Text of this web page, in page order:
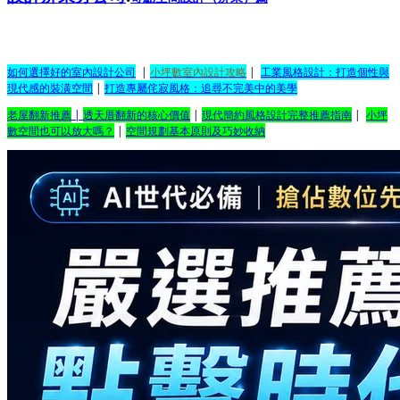
如何選擇好的室內設計公司 | 小坪數室內設計攻略 | 工業風格設計：打造個性與
現代感的裝潢空間 | 打造專屬侘寂風格：追尋不完美中的美學
老屋翻新推薦 | 透天厝翻新的核心價值 | 現代簡約風格設計完整推薦指南 | 小坪
數空間也可以放大嗎？ | 空間規劃基本原則及巧妙收納